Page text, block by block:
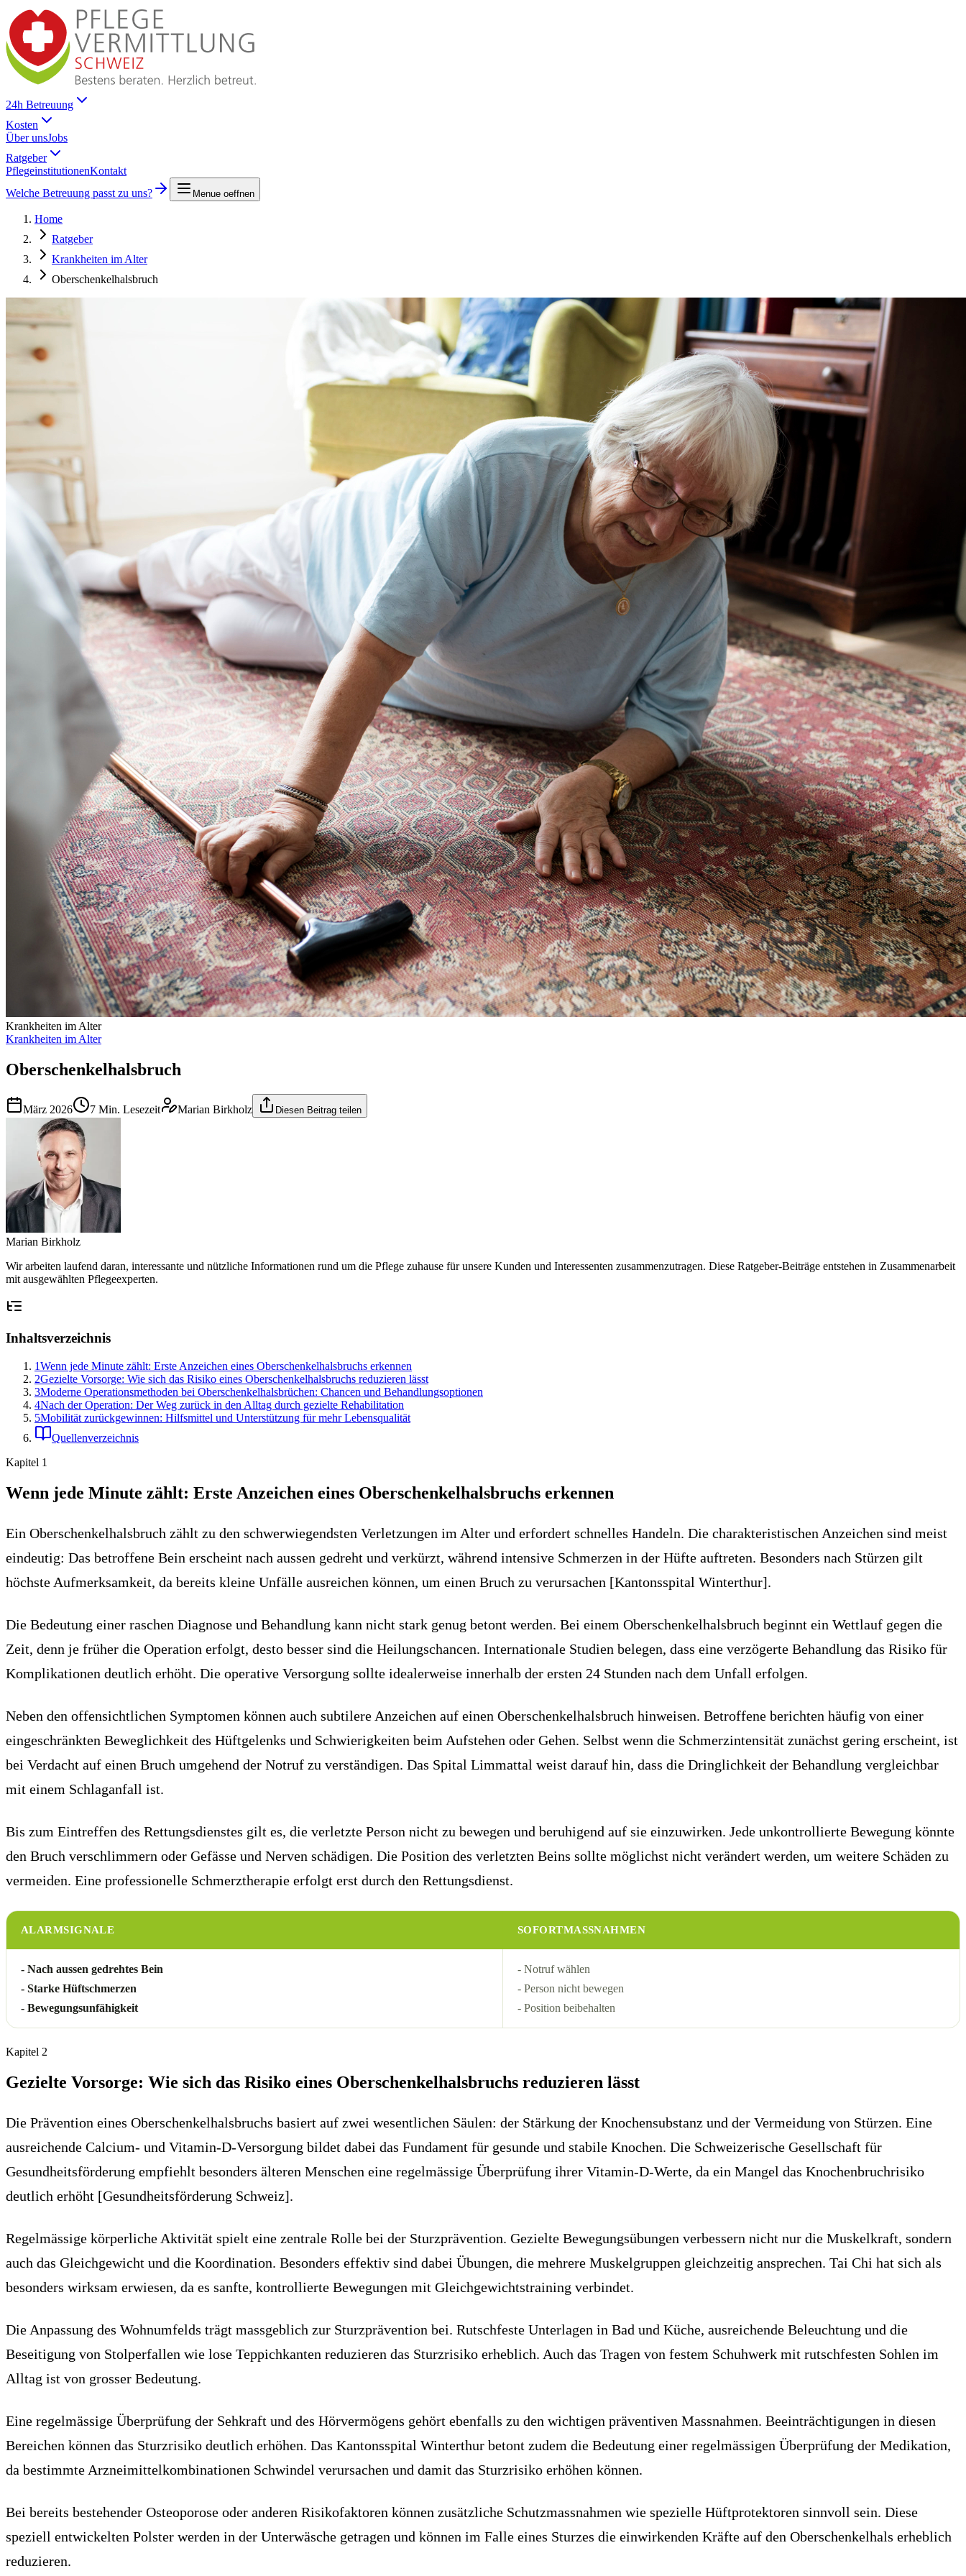
24h Betreuung
Kosten
Über unsJobs
Ratgeber
PflegeinstitutionenKontakt
Welche Betreuung passt zu uns?
Menue oeffnen
Home
Ratgeber
Krankheiten im Alter
Oberschenkelhalsbruch
Krankheiten im Alter
Krankheiten im Alter
Oberschenkelhalsbruch
März 2026 7 Min. Lesezeit Marian Birkholz Diesen Beitrag teilen
Marian Birkholz
Wir arbeiten laufend daran, interessante und nützliche Informationen rund um die Pflege zuhause für unsere Kunden und Interessenten zusammenzutragen. Diese Ratgeber-Beiträge entstehen in Zusammenarbeit
mit ausgewählten Pflegeexperten.
Inhaltsverzeichnis
1Wenn jede Minute zählt: Erste Anzeichen eines Oberschenkelhalsbruchs erkennen
2Gezielte Vorsorge: Wie sich das Risiko eines Oberschenkelhalsbruchs reduzieren lässt
3Moderne Operationsmethoden bei Oberschenkelhalsbrüchen: Chancen und Behandlungsoptionen
4Nach der Operation: Der Weg zurück in den Alltag durch gezielte Rehabilitation
5Mobilität zurückgewinnen: Hilfsmittel und Unterstützung für mehr Lebensqualität
Quellenverzeichnis
Kapitel 1
Wenn jede Minute zählt: Erste Anzeichen eines Oberschenkelhalsbruchs erkennen
Ein Oberschenkelhalsbruch zählt zu den schwerwiegendsten Verletzungen im Alter und erfordert schnelles Handeln. Die charakteristischen Anzeichen sind meist
eindeutig: Das betroffene Bein erscheint nach aussen gedreht und verkürzt, während intensive Schmerzen in der Hüfte auftreten. Besonders nach Stürzen gilt
höchste Aufmerksamkeit, da bereits kleine Unfälle ausreichen können, um einen Bruch zu verursachen [Kantonsspital Winterthur].
Die Bedeutung einer raschen Diagnose und Behandlung kann nicht stark genug betont werden. Bei einem Oberschenkelhalsbruch beginnt ein Wettlauf gegen die
Zeit, denn je früher die Operation erfolgt, desto besser sind die Heilungschancen. Internationale Studien belegen, dass eine verzögerte Behandlung das Risiko für
Komplikationen deutlich erhöht. Die operative Versorgung sollte idealerweise innerhalb der ersten 24 Stunden nach dem Unfall erfolgen.
Neben den offensichtlichen Symptomen können auch subtilere Anzeichen auf einen Oberschenkelhalsbruch hinweisen. Betroffene berichten häufig von einer
eingeschränkten Beweglichkeit des Hüftgelenks und Schwierigkeiten beim Aufstehen oder Gehen. Selbst wenn die Schmerzintensität zunächst gering erscheint, ist
bei Verdacht auf einen Bruch umgehend der Notruf zu verständigen. Das Spital Limmattal weist darauf hin, dass die Dringlichkeit der Behandlung vergleichbar
mit einem Schlaganfall ist.
Bis zum Eintreffen des Rettungsdienstes gilt es, die verletzte Person nicht zu bewegen und beruhigend auf sie einzuwirken. Jede unkontrollierte Bewegung könnte
den Bruch verschlimmern oder Gefässe und Nerven schädigen. Die Position des verletzten Beins sollte möglichst nicht verändert werden, um weitere Schäden zu
vermeiden. Eine professionelle Schmerztherapie erfolgt erst durch den Rettungsdienst.
ALARMSIGNALE SOFORTMASSNAHMEN
- Nach aussen gedrehtes Bein
- Starke Hüftschmerzen
- Bewegungsunfähigkeit
- Notruf wählen
- Person nicht bewegen
- Position beibehalten
Kapitel 2
Gezielte Vorsorge: Wie sich das Risiko eines Oberschenkelhalsbruchs reduzieren lässt
Die Prävention eines Oberschenkelhalsbruchs basiert auf zwei wesentlichen Säulen: der Stärkung der Knochensubstanz und der Vermeidung von Stürzen. Eine
ausreichende Calcium- und Vitamin-D-Versorgung bildet dabei das Fundament für gesunde und stabile Knochen. Die Schweizerische Gesellschaft für
Gesundheitsförderung empfiehlt besonders älteren Menschen eine regelmässige Überprüfung ihrer Vitamin-D-Werte, da ein Mangel das Knochenbruchrisiko
deutlich erhöht [Gesundheitsförderung Schweiz].
Regelmässige körperliche Aktivität spielt eine zentrale Rolle bei der Sturzprävention. Gezielte Bewegungsübungen verbessern nicht nur die Muskelkraft, sondern
auch das Gleichgewicht und die Koordination. Besonders effektiv sind dabei Übungen, die mehrere Muskelgruppen gleichzeitig ansprechen. Tai Chi hat sich als
besonders wirksam erwiesen, da es sanfte, kontrollierte Bewegungen mit Gleichgewichtstraining verbindet.
Die Anpassung des Wohnumfelds trägt massgeblich zur Sturzprävention bei. Rutschfeste Unterlagen in Bad und Küche, ausreichende Beleuchtung und die
Beseitigung von Stolperfallen wie lose Teppichkanten reduzieren das Sturzrisiko erheblich. Auch das Tragen von festem Schuhwerk mit rutschfesten Sohlen im
Alltag ist von grosser Bedeutung.
Eine regelmässige Überprüfung der Sehkraft und des Hörvermögens gehört ebenfalls zu den wichtigen präventiven Massnahmen. Beeinträchtigungen in diesen
Bereichen können das Sturzrisiko deutlich erhöhen. Das Kantonsspital Winterthur betont zudem die Bedeutung einer regelmässigen Überprüfung der Medikation,
da bestimmte Arzneimittelkombinationen Schwindel verursachen und damit das Sturzrisiko erhöhen können.
Bei bereits bestehender Osteoporose oder anderen Risikofaktoren können zusätzliche Schutzmassnahmen wie spezielle Hüftprotektoren sinnvoll sein. Diese
speziell entwickelten Polster werden in der Unterwäsche getragen und können im Falle eines Sturzes die einwirkenden Kräfte auf den Oberschenkelhals erheblich
reduzieren.